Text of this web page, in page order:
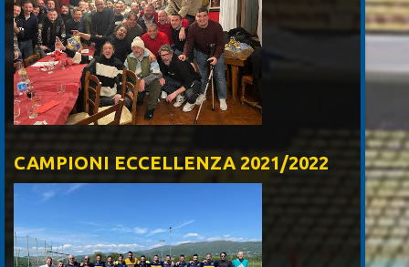
CAMPIONI ECCELLENZA 2021/2022